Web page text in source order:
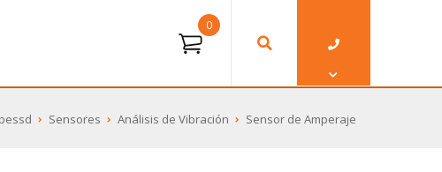
0
Sensores Análisis de Vibración Sensor de Amperaje